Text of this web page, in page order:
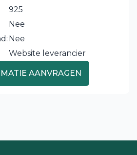
925
Nee
Nee
Website leverancier
AANVRAGEN